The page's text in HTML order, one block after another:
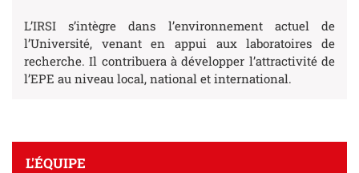
L’IRSI s’intègre dans l’environnement actuel de
l’Université, venant en appui aux laboratoires de
recherche. Il contribuera à développer l’attractivité de
l’EPE au niveau local, national et international.
L'ÉQUIPE